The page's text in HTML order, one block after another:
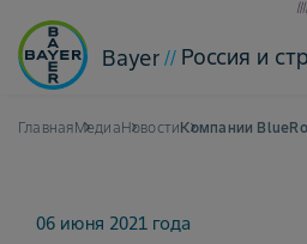
Bayer Россия и
ГлавнаяМедиаНовостиКомпании
06 июня 2021 года